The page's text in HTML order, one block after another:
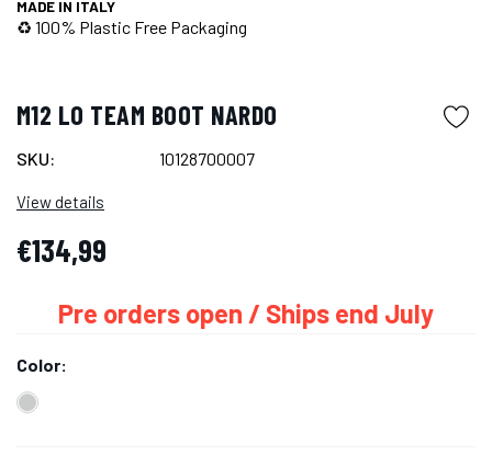
MADE IN ITALY
♻️ 100% Plastic Free Packaging
M12 LO TEAM BOOT NARDO
SKU: 10128700007
View details
€134,99
Pre orders open / Ships end July
Color: